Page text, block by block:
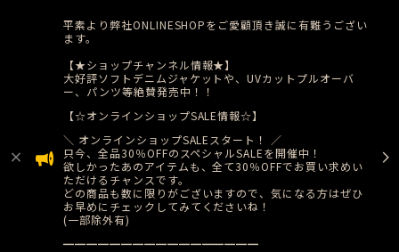
平素より弊社ONLINESHOPをご愛顧頂き誠に有難うござい
ます。
【★ショップチャンネル情報★】
大好評ソフトデニムジャケットや、UVカットプルオーバ
ー、パンツ等絶賛発売中！！
【☆オンラインショップSALE情報☆】
​＼ オンラインショップSALEスタート！ ／
只今、全品30％OFFのスペシャルSALEを開催中！
​欲しかったあのアイテムも、全て30％OFFでお買い求めい
ただけるチャンスです。
どの商品も数に限りがございますので、気になる方はぜひ
お早めにチェックしてみてくださいね！
(一部除外有)
​━━━━━━━━━━━━━━━━━